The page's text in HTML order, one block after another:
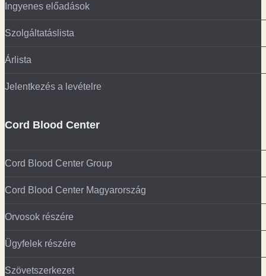
Ingyenes előadások
Szolgáltatáslista
Árlista
Jelentkezés a levételre
Cord Blood Center
Cord Blood Center Group
Cord Blood Center Magyarország
Orvosok részére
Ügyfelek részére
Szövetszerkezet